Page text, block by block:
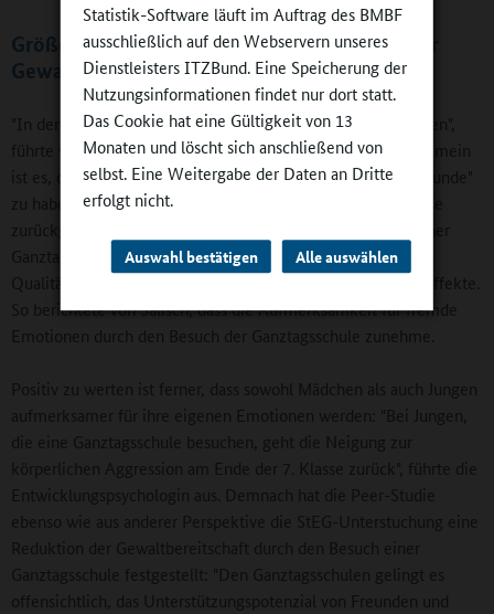
Statistik-Software läuft im Auftrag des BMBF
ausschließlich auf den Webservern unseres
Dienstleisters ITZBund. Eine Speicherung der
Nutzungsinformationen findet nur dort statt.
Das Cookie hat eine Gültigkeit von 13
Monaten und löscht sich anschließend von
selbst. Eine Weitergabe der Daten an Dritte
erfolgt nicht.
Auswahl bestätigen Alle auswählen
Größere emotionale Aufmerksamkeit, weniger
Gewaltbereitschaft
"In den Ganztagsschulen gibt es mehr reziproke Beziehungen",
führte von Salisch aus. Ein Effekt der Sekundarschulen allgemein
ist es, dass die "Qualitätsbeziehungen", also viele "beste Freunde"
zu haben, bei beiden Schulformen im Übergang zur 7. Klasse
zurückgehen. Das ausgeprägtere Zusammenleben hat in einer
Ganztagsschule aber deutlich positive Auswirkungen auf die
Qualität der Freundschaftsbeziehungen durch Interaktionseffekte.
So berichtete von Salisch, dass die Aufmerksamkeit für fremde
Emotionen durch den Besuch der Ganztagsschule zunehme.
Positiv zu werten ist ferner, dass sowohl Mädchen als auch Jungen
aufmerksamer für ihre eigenen Emotionen werden: "Bei Jungen,
die eine Ganztagsschule besuchen, geht die Neigung zur
körperlichen Aggression am Ende der 7. Klasse zurück", führte die
Entwicklungspsychologin aus. Demnach hat die Peer-Studie
ebenso wie aus anderer Perspektive die StEG-Unterstuchung eine
Reduktion der Gewaltbereitschaft durch den Besuch einer
Ganztagsschule festgestellt: "Den Ganztagsschulen gelingt es
offensichtlich, das Unterstützungspotenzial von Freunden und